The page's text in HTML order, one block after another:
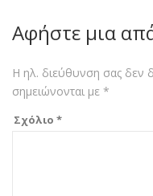
Αφήστε μια
Η ηλ. διεύθυνση σας δεν
σημειώνονται με *
Σχόλιο *